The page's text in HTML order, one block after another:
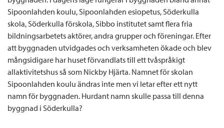
Sipoonlahden koulu, Sipoonlahden esiopetus, Söderkulla
skola, Söderkulla förskola, Sibbo institutet samt flera fria
bildningsarbetets aktörer, andra grupper och föreningar. Efter
att byggnaden utvidgades och verksamheten ökade och blev
mångsidigare har huset förvandlats till ett tvåspråkigt
allaktivitetshus så som Nickby Hjärta. Namnet för skolan
Sipoonlahden koulu ändras inte men vi letar efter ett nytt
namn för byggnaden. Hurdant namn skulle passa till denna
byggnad i Söderkulla?